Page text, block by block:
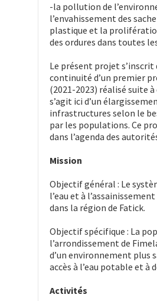
-la pollution de
l’envahissement des
plastique et la
des ordures dans toutes
Le présent projet s’inscrit
continuité d’un premier
(2021-2023) réalisé suite
s’agit ici d’un
infrastructures selon le
par les populations. Ce
dans l’agenda des
Mission
Objectif général : Le
l’eau et à
dans la région de Fatick.
Objectif spécifique : La
l’arrondissement de
d’un environnement plus
accès à l’eau potable et à
Activités